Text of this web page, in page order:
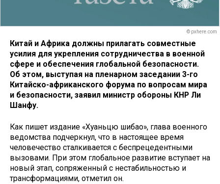
© pxhere.com
Китай и Африка должны прилагать совместные
усилия для укрепления сотрудничества в военной
сфере и обеспечения глобальной безопасности.
Об этом, выступая на пленарном заседании 3-го
Китайско-африканского форума по вопросам мира
и безопасности, заявил министр обороны КНР Ли
Шанфу.
Как пишет издание «Хуаньцю шибао», глава военного
ведомства подчеркнул, что в настоящее время
человечество сталкивается с беспрецедентными
вызовами. При этом глобальное развитие вступает на
новый этап, сопряженный с нестабильностью и
трансформациями, отметил он.